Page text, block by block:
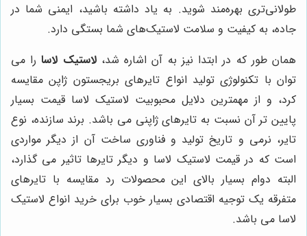
طولانی‌تری بهره‌مند شوید. به یاد داشته باشید، ایمنی شما در
جاده، به کیفیت و سلامت لاستیک‌های شما بستگی دارد.
همان طور که در ابتدا نیز به آن اشاره شد،لاستیک لاسارا می
توان با تکنولوژی تولید انواع تایرهای بریجستون ژاپن مقایسه
کرد، و از مهمترین دلایل محبوبیت لاستیک لاسا قیمت بسیار
پایین تر آن نسبت به تایرهای ژاپنی می باشد. برند سازنده، نوع
تایر، نرمی و تاریخ تولید و فناوری ساخت آن از دیگر مواردی
است که در قیمت لاستیک لاسا و دیگر تایرها تاثیر می گذارد،
البته دوام بسیار بالای این محصولات رد مقایسه با تایرهای
متفرقه یک توجیه اقتصادی بسیار خوب برای خرید انواع لاستیک
لاسا می باشد.